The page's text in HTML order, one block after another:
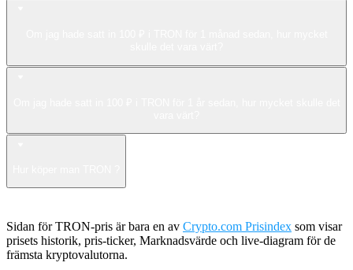
Sidan för TRON-pris är bara en av Crypto.com Prisindex som visar
prisets historik, pris-ticker, Marknadsvärde och live-diagram för de
främsta kryptovalutorna.